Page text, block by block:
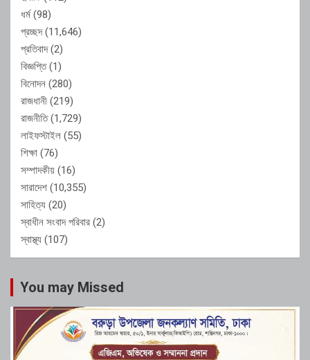
ধর্ম(98)
প্রচ্ছদ(11,646)
প্রতিবাদ(2)
বিজ্ঞপ্তি(1)
বিনোদন (280)
রাজধানী (219)
রাজনীতি(1,729)
লাইফস্টাইল (55)
শিক্ষা (76)
সম্পাদকীয় (16)
সারাদেশ (10,355)
সাহিত্য (20)
স্বাধীন সংবাদ পরিবার (2)
স্বাস্থ্য (107)
You may Missed